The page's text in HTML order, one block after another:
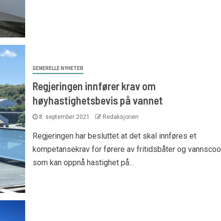
GENERELLE NYHETER
Regjeringen innfører krav om
høyhastighetsbevis på vannet
8. september 2021 Redaksjonen
Regjeringen har besluttet at det skal innføres et
kompetansekrav for førere av fritidsbåter og
som kan oppnå hastighet på...